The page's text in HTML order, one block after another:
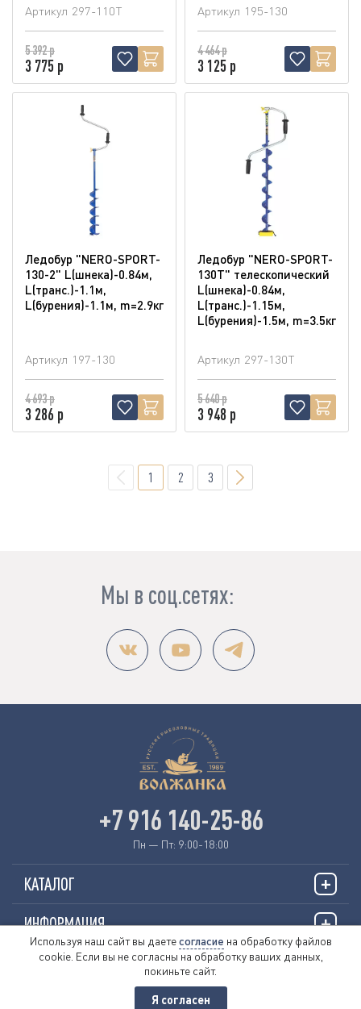
Артикул 297-110T
5 392 р
3 775 р
Артикул 195-130
4 464 р
3 125 р
Ледобур "NERO-SPORT-
130-2" L(шнека)-0.84м,
L(транс.)-1.1м,
L(бурения)-1.1м, m=2.9кг
Артикул 197-130
4 693 р
3 286 р
Ледобур "NERO-SPORT-
130T" телескопический
L(шнека)-0.84м,
L(транс.)-1.15м,
L(бурения)-1.5м, m=3.5кг
Артикул 297-130T
5 640 р
3 948 р
1 2 3
Мы в соц.сетях:
КАТАЛОГ
ИНФОРМАЦИЯ
О НАС
+7 916 140-25-86
Пн — Пт: 9:00-18:00
© 2026 «VOLZHANKAFISHING.RU»
Используя наш сайт вы даетесогласие на обработку файлов
cookie. Если вы не согласны на обработку ваших данных,
покиньте сайт.
Я согласен